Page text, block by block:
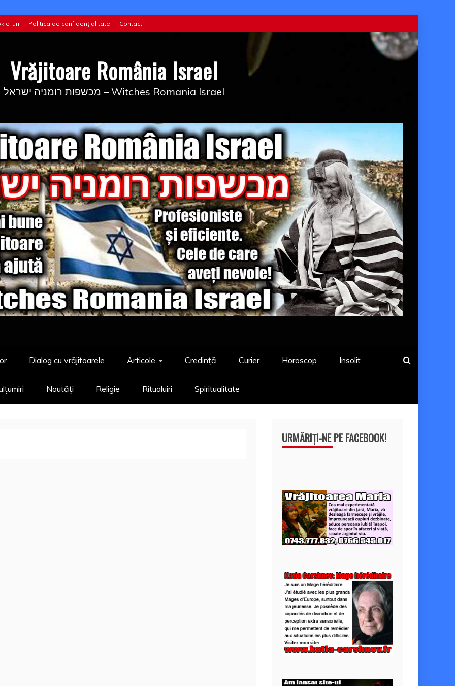
uri Politica de confidențialitate Contact
Vrăjitoare România Israel
מכשפות רומניה ישראל – Witches Romania Israel
Dialog cu vrăjitoarele Articole Credință Curier Horoscop Insolit
Noutăți Religie Ritualuiri Spiritualitate
URMĂRIȚI-NE PE FACEBOOK!